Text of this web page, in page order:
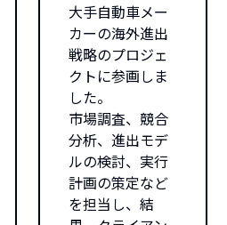
大手自動車メー
カーの海外進出
戦略のプロジェ
クトに参画しま
した。
市場調査、競合
分析、進出モデ
ルの検討、実行
計画の策定など
を担当し、結